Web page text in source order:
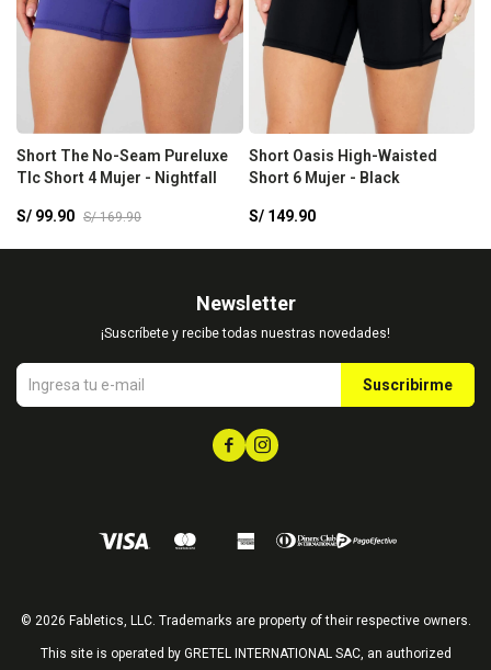
Short The No-Seam Pureluxe
Tlc Short 4 Mujer - Nightfall
S/ 99.90 S/ 169.90
Short Oasis High-Waisted
Short 6 Mujer - Black
S/ 149.90
Newsletter
¡Suscríbete y recibe todas nuestras novedades!
Suscribirme
 
© 2026 Fabletics, LLC. Trademarks are property of their respective owners.
This site is operated by GRETEL INTERNATIONAL SAC, an authorized